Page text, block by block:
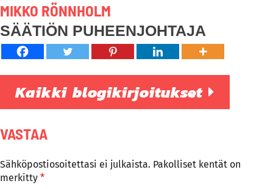
MIKKO RÖNNHOLM
SÄÄTIÖN PUHEENJOHTAJA
Kaikki blogikirjoitukset
VASTAA
Sähköpostiosoitettasi ei julkaista. Pakolliset kentät on
merkitty *